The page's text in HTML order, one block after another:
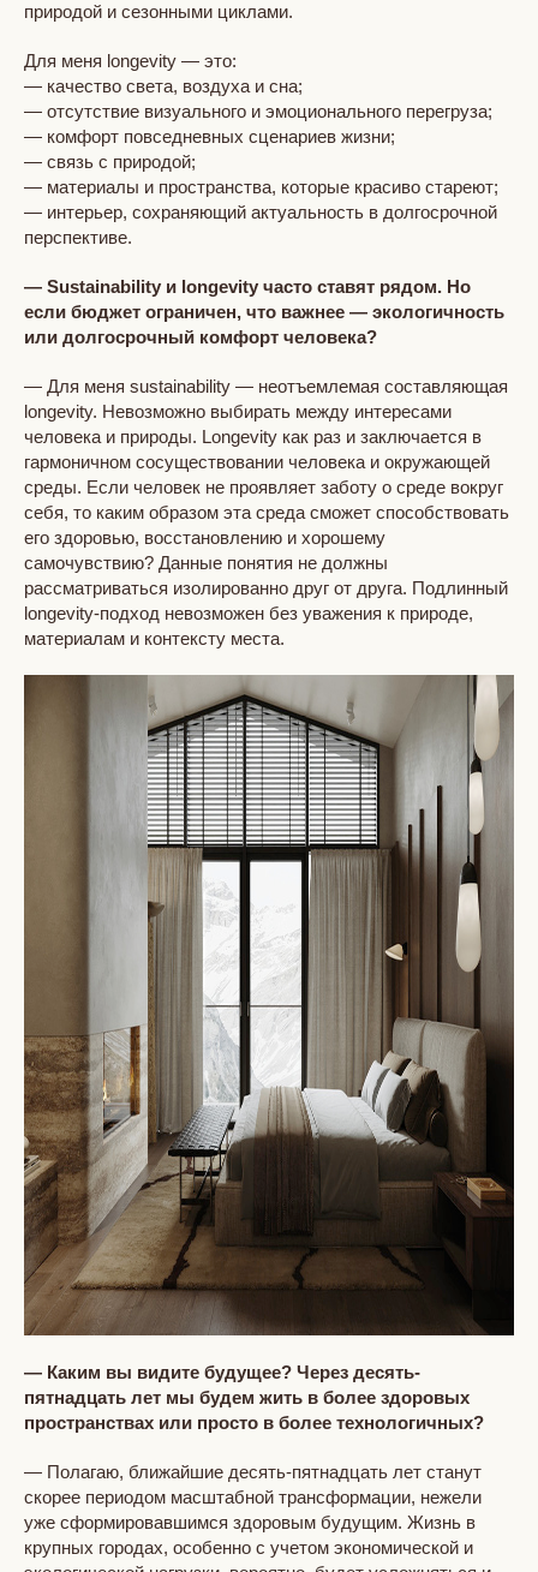
природой и сезонными циклами.
Для меня longevity — это:
— качество света, воздуха и сна;
— отсутствие визуального и эмоционального перегруза;
— комфорт повседневных сценариев жизни;
— связь с природой;
— материалы и пространства, которые красиво стареют;
— интерьер, сохраняющий актуальность в долгосрочной
перспективе.
— Sustainability и longevity часто ставят рядом. Но
если бюджет ограничен, что важнее — экологичность
или долгосрочный комфорт человека?
— Для меня sustainability — неотъемлемая составляющая
longevity. Невозможно выбирать между интересами
человека и природы. Longevity как раз и заключается в
гармоничном сосуществовании человека и окружающей
среды. Если человек не проявляет заботу о среде вокруг
себя, то каким образом эта среда сможет способствовать
его здоровью, восстановлению и хорошему
самочувствию? Данные понятия не должны
рассматриваться изолированно друг от друга. Подлинный
longevity-подход невозможен без уважения к природе,
материалам и контексту места.
— Каким вы видите будущее? Через десять-
пятнадцать лет мы будем жить в более здоровых
пространствах или просто в более технологичных?
— Полагаю, ближайшие десять-пятнадцать лет станут
скорее периодом масштабной трансформации, нежели
уже сформировавшимся здоровым будущим. Жизнь в
крупных городах, особенно с учетом экономической и